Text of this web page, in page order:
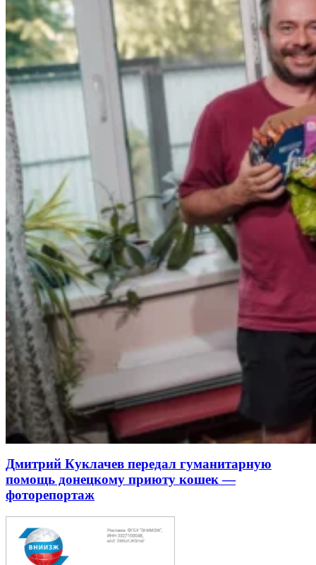
Дмитрий Куклачев передал гуманитарную
помощь донецкому приюту кошек —
фоторепортаж